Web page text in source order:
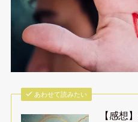
あわせて読みたい
【感想